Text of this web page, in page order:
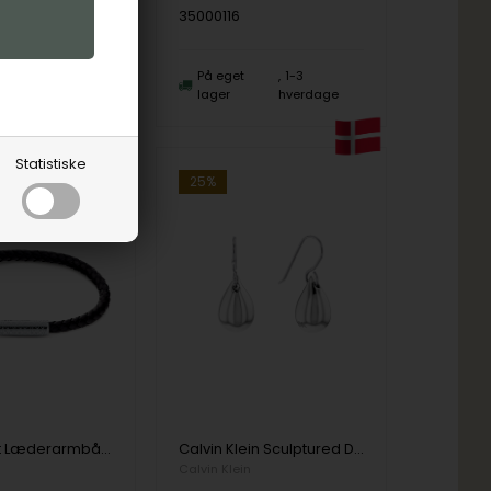
Statistiske
35000116
På eget
lager
1-3
hverdage
Sort Flettet Læderarmbånd til herre, fra Calvin Klein (19,5 cm)
25%
Calvin Klein Sculptured Drops Ørering